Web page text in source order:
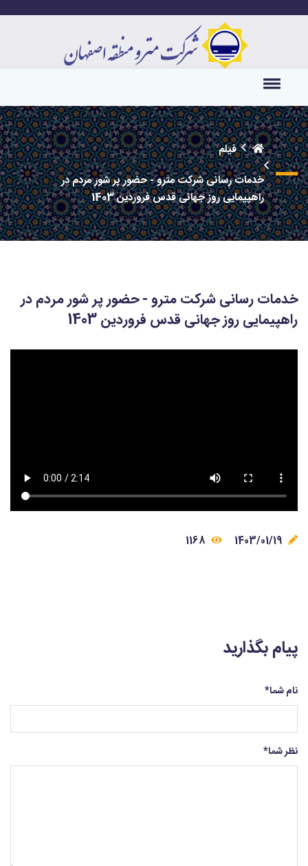
فیلم
خدمات رسانی شرکت مترو - حضور پر شور مردم در
راهپیمایی روز جهانی قدس فروردین 1403
خدمات رسانی شرکت مترو - حضور پر شور مردم در
راهپیمایی روز جهانی قدس فروردین 1403
پیام بگذارید
نام شما*
نظر شما*